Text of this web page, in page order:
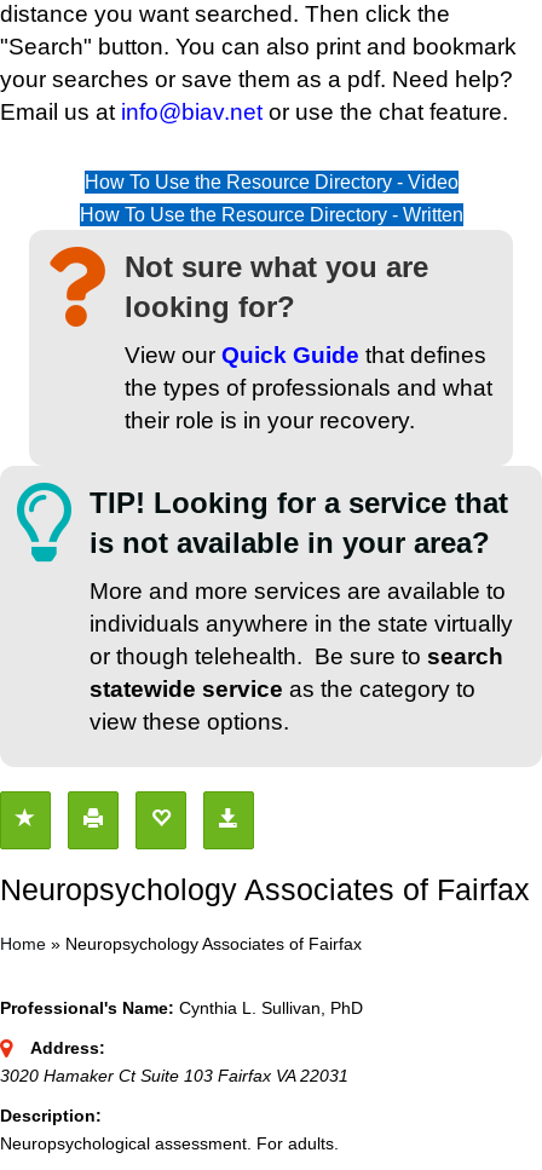
distance you want searched. Then click the
"Search" button. You can also print and bookmark
your searches or save them as a pdf. Need help?
Email us at info@biav.net or use the chat feature.
How To Use the Resource Directory - Video
How To Use the Resource Directory - Written
Not sure what you are
looking for?
View our Quick Guide that defines
the types of professionals and what
their role is in your recovery.
TIP! Looking for a service that
is not available in your area?
More and more services are available to
individuals anywhere in the state virtually
or though telehealth. Be sure to search
statewide service as the category to
view these options.
Neuropsychology Associates of Fairfax
Home » Neuropsychology Associates of Fairfax
Professional's Name: Cynthia L. Sullivan, PhD
Address:
3020 Hamaker Ct Suite 103 Fairfax VA 22031
Description:
Neuropsychological assessment. For adults.